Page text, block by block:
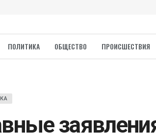
ПОЛИТИКА ОБЩЕСТВО ПРОИСШЕСТВИЯ